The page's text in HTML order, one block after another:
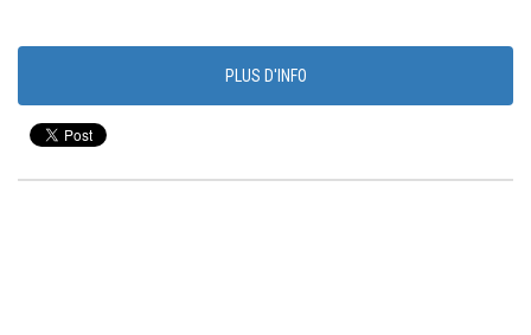
PLUS D'INFO